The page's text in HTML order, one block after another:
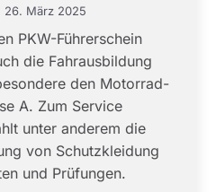
26. März 2025
PKW-Führerschein
die Fahrausbildung
den Motorrad-
A. Zum Service
unter anderem die
von Schutzkleidung
und Prüfungen.